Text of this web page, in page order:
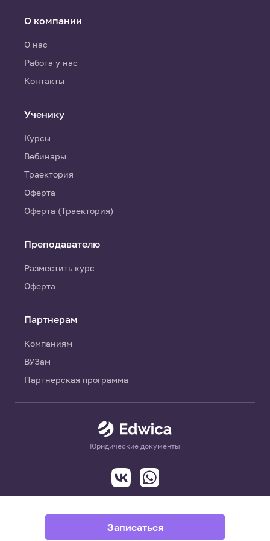
Записаться
Юридические документы
О компании
О нас
Работа у нас
Контакты
Ученику
Курсы
Вебинары
Траектория
Оферта
Оферта (Траектория)
Преподавателю
Разместить курс
Оферта
Партнерам
Компаниям
ВУЗам
Партнерская программа